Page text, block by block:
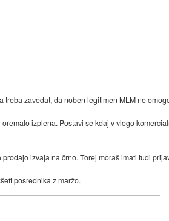
treba zavedat, da noben legitimen MLM ne
izplena. Postavi se kdaj v vlogo
izvaja na črno. Torej moraš imati tudi
posrednika z maržo.